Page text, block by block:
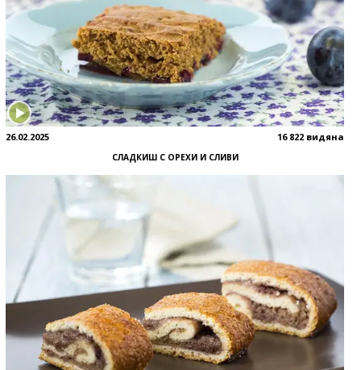
26.02.2025 16 822 видяна
СЛАДКИШ С ОРЕХИ И СЛИВИ